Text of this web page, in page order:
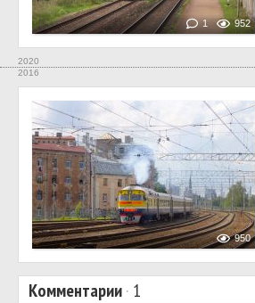
1 952
2020
2016
950
Комментарии· 1